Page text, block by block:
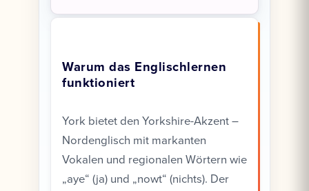
Warum das Englischlernen
funktioniert
York bietet den Yorkshire-Akzent –
Nordenglisch mit markanten
Vokalen und regionalen Wörtern wie
„aye“ (ja) und „nowt“ (nichts). Der